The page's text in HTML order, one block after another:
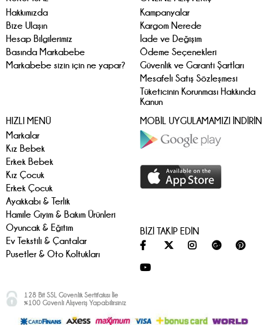
Hakkımızda
Bize Ulaşın
Hesap Bilgilerimiz
Basında Markabebe
Markabebe sizin için ne yapar?
Kampanyalar
Kargom Nerede
İade ve Değişim
Ödeme Seçenekleri
Güvenlik ve Garanti Şartları
Mesafeli Satış Sözleşmesi
Tüketicinin Korunması Hakkında
Kanun
HIZLI MENÜ
Markalar
Kız Bebek
Erkek Bebek
Kız Çocuk
Erkek Çocuk
Ayakkabı & Terlik
Hamile Giyim & Bakım Ürünleri
Oyuncak & Eğitim
Ev Tekstili & Çantalar
Pusetler & Oto Koltukları
MOBİL UYGULAMAMIZI İNDİRİN
BİZİ TAKİP EDİN
128 Bit SSL Güvenlik Sertifakısı İle
%100 Güvenli Alışveriş Yapabilirsiniz